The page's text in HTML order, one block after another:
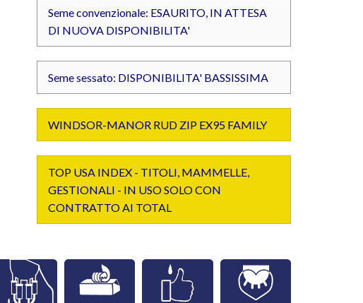
Seme convenzionale: ESAURITO, IN ATTESA
DI NUOVA DISPONIBILITA'
Seme sessato: DISPONIBILITA' BASSISSIMA
WINDSOR-MANOR RUD ZIP EX95 FAMILY
TOP USA INDEX - TITOLI, MAMMELLE,
GESTIONALI - IN USO SOLO CON
CONTRATTO AI TOTAL